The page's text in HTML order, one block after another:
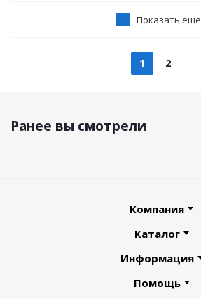
Показать еще
1 2
Ранее вы смотрели
Компания
Каталог
Информация
Помощь